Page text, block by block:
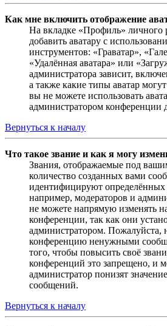
Как мне включить отображение
На вкладке «Профиль» личного
добавить аватару с
инструментов: «Граватар»,
«Удалённая аватара» или
администратора зависит,
а также какие типы аватар
вы не можете использовать
администратором конференции
Вернуться к началу
Что такое звание и как я могу
Звания, отображаемые под
количество созданных вами
идентифицируют определённых
например, модераторов и
не можете напрямую изменять
конференции, так как они
администратором. Пожалуйста,
конференцию ненужными
того, чтобы повысить своё
конференций это запрещено, и
администратор понизят
сообщений.
Вернуться к началу